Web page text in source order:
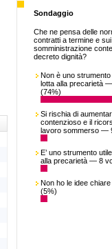
Sondaggio
Che ne pensa delle
contratti a termine e
somministrazione
decreto dignità?
Non è uno strumento
lotta alla precarietà
(74%)
Si rischia di
contenzioso e il
lavoro sommerso —
E’ uno strumento
alla precarietà — 8
Non ho le idee
(5%)